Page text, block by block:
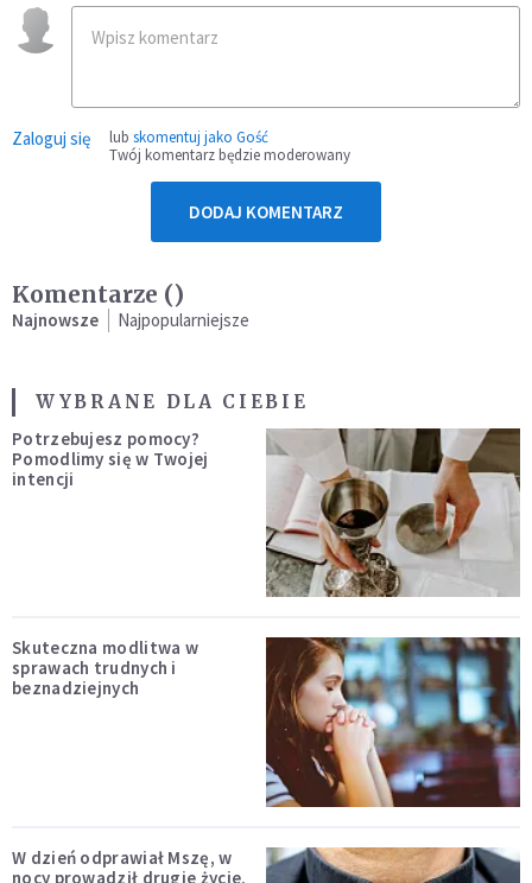
Zaloguj się lub skomentuj jako Gość
Twój komentarz będzie moderowany
DODAJ KOMENTARZ
Komentarze ()
Najnowsze Najpopularniejsze
WYBRANE DLA CIEBIE
Potrzebujesz pomocy?
Pomodlimy się w Twojej
intencji
Skuteczna modlitwa w
sprawach trudnych i
beznadziejnych
W dzień odprawiał Mszę, w
nocy prowadził drugie życie.